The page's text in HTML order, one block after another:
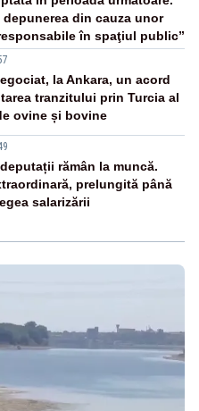
depunerea din cauza unor
în spaţiul public”
la Ankara, un acord
tranzitului prin Turcia al
ovine și bovine
rămân la muncă.
prelungită până
salarizării